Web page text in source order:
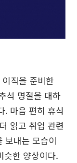
직을 준비한
석 명절을 대하
. 마음 편히 휴식
읽고 취업 관련
보내는 모습이
슷한 양상이다.